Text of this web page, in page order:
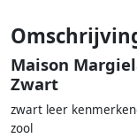
Maison
Zwart
zwart leer
zool